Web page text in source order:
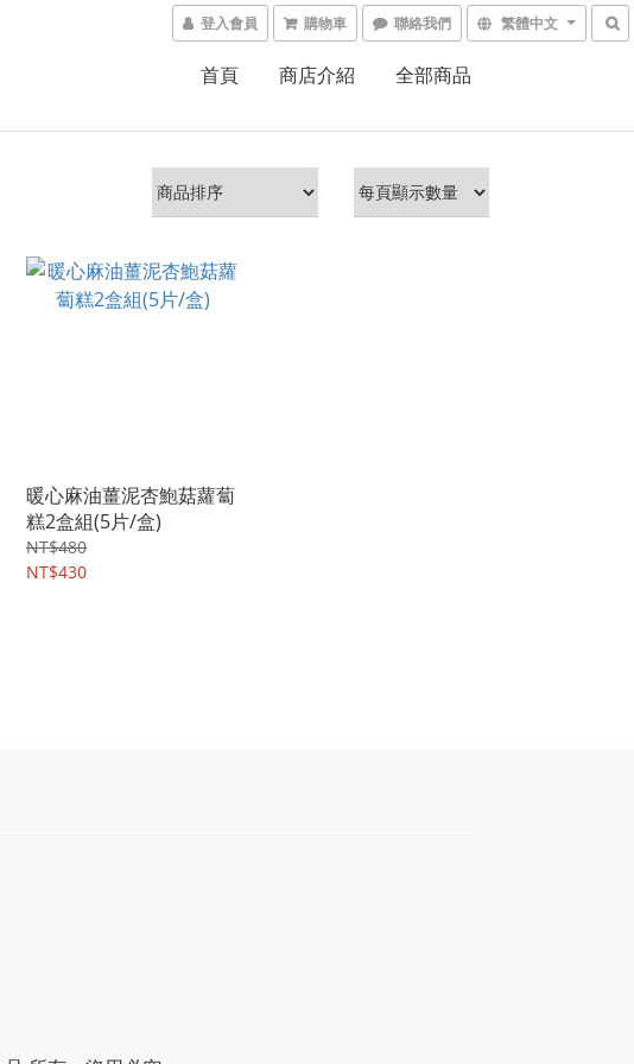
登入會員 購物車 聯絡我們 繁體中文
首頁 商店介紹 全部商品
暖心麻油薑泥杏鮑菇蘿蔔
糕2盒組(5片/盒)
NT$480
NT$430